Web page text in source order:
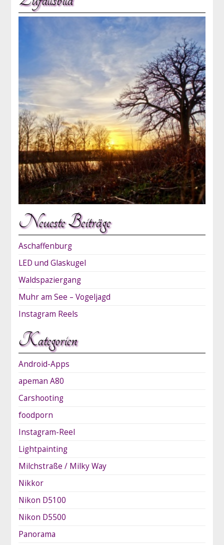
Neueste Beiträge
Aschaffenburg
LED und Glaskugel
Waldspaziergang
Muhr am See – Vogeljagd
Instagram Reels
Kategorien
Android-Apps
apeman A80
Carshooting
foodporn
Instagram-Reel
Lightpainting
Milchstraße / Milky Way
Nikkor
Nikon D5100
Nikon D5500
Panorama